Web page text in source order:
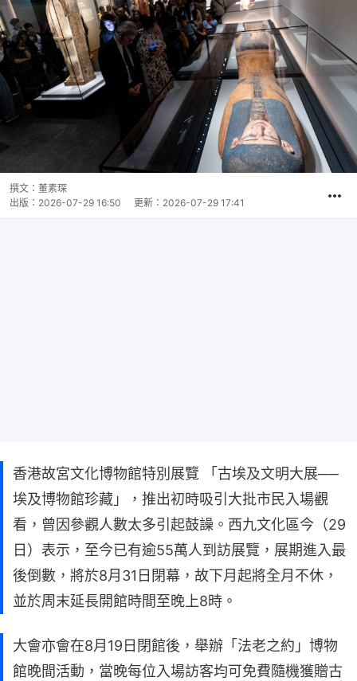
撰文： 董素琛
出版： 2026-07-29 16:50 更新： 2026-07-29 17:41
香港故宮文化博物館特別展覽 「古埃及文明大展──
埃及博物館珍藏」，推出初時吸引大批市民入場觀
看，曾因參觀人數太多引起鼓譟。西九文化區今（29
日）表示，至今已有逾55萬人到訪展覽，展期進入最
後倒數，將於8月31日閉幕，故下月起將全月不休，
並於周末延長開館時間至晚上8時。
大會亦會在8月19日閉館後，舉辦「法老之約」博物
館晚間活動，當晚每位入場訪客均可免費隨機獲贈古